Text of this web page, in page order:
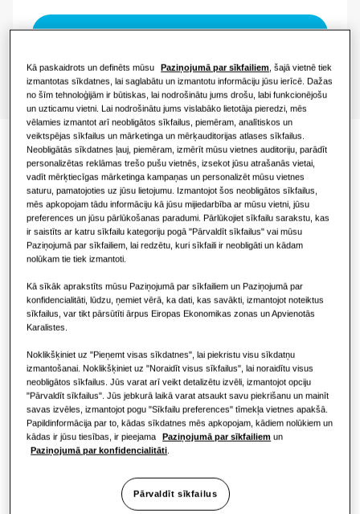
Viesnīcām
Mazumtirdzniecības ēkām
Restorāniem
Birojam
Ilgtspējība
SmartThings Pro
Dokumentācija
Atbilstības deklarācija
Download
Vienkārša izmantošana un
ērta tīrīšana
Cebu S2 piedāvā lietotājiem vienkāršu un efektīvu
klimata komfortu. Ierīce ir aprīkota ar vieglu,
OLED displeju. Alternatīvi, lietotāji var attālināti
pārvaldīt un kontrolēt iekštelpu klimatu, izmantojot
SmartThings⁶ lietotni. Cebu S2 piedāvā Easy Filter
Kā paskaidrots un definēts mūsu Paziņojumā par sīkfailiem, šajā vietnē tiek
izmantotas sīkdatnes, lai saglabātu un izmantotu informāciju jūsu ierīcē. Dažas
no šīm tehnoloģijām ir būtiskas, lai nodrošinātu jums drošu, labi funkcionējošu
un uzticamu vietni. Lai nodrošinātu jums vislabāko lietotāja pieredzi, mēs
vēlamies izmantot arī neobligātos sīkfailus, piemēram, analītiskos un
veiktspējas sīkfailus un mārketinga un mērķauditorijas atlases sīkfailus.
Neobligātās sīkdatnes ļauj, piemēram, izmērīt mūsu vietnes auditoriju, parādīt
personalizētas reklāmas trešo pušu vietnēs, izsekot jūsu atrašanās vietai,
vadīt mērķtiecīgas mārketinga kampaņas un personalizēt mūsu vietnes
saturu, pamatojoties uz jūsu lietojumu. Izmantojot šos neobligātos sīkfailus,
mēs apkopojam tādu informāciju kā jūsu mijiedarbība ar mūsu vietni, jūsu
preferences un jūsu pārlūkošanas paradumi. Pārlūkojiet sīkfailu sarakstu, kas
ir saistīts ar katru sīkfailu kategoriju pogā "Pārvaldīt sīkfailus" vai mūsu
Paziņojumā par sīkfailiem, lai redzētu, kuri sīkfaili ir neobligāti un kādam
nolūkam tie tiek izmantoti.
Kā sīkāk aprakstīts mūsu Paziņojumā par sīkfailiem un Paziņojumā par
konfidencialitāti, lūdzu, ņemiet vērā, ka dati, kas savākti, izmantojot noteiktus
sīkfailus, var tikt pārsūtīti ārpus Eiropas Ekonomikas zonas un Apvienotās
Karalistes.
Noklikšķiniet uz "Pieņemt visas sīkdatnes", lai piekristu visu sīkdatņu
izmantošanai. Noklikšķiniet uz "Noraidīt visus sīkfailus", lai noraidītu visus
neobligātos sīkfailus. Jūs varat arī veikt detalizētu izvēli, izmantojot opciju
"Pārvaldīt sīkfailus". Jūs jebkurā laikā varat atsaukt savu piekrišanu un mainīt
savas izvēles, izmantojot pogu "Sīkfailu preferences" tīmekļa vietnes apakšā.
Papildinformācija par to, kādas sīkdatnes mēs apkopojam, kādiem nolūkiem un
kādas ir jūsu tiesības, ir pieejama
Paziņojumā par sīkfailiem un
Paziņojumā par konfidencialitāti.
Pārvaldīt sīkfailus